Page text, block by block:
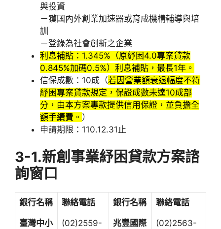
與投資
－獲國內外創業加速器或育成機構輔導與培
訓
－登錄為社會創新之企業
利息補貼：1.345%（原紓困4.0專案貸款
0.845%加碼0.5%）利息補貼，最長1年。
信保成數：10成（若因營業額衰退幅度不符
紓困專案貸款規定，保證成數未達10成部
分，由本方案專款提供信用保證，並負擔全
額手續費。 ）
申請期限：110.12.31止
3-1.新創事業紓困貸款方案諮
詢窗口
銀行名稱 聯絡電話 銀行名稱 聯絡電話
臺灣中小
(02)2559-
兆豐國際
(02)2563-